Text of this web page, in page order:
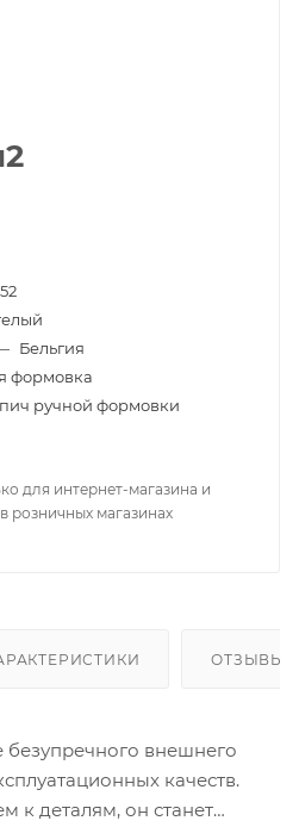
Бельгия
формовка
ручной формовки
для интернет-магазина и
розничных магазинах
ОТЗЫВЫ
безупречного внешнего
качеств.
к деталям, он станет